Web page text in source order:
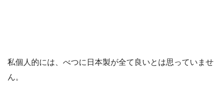
私個人的には、べつに日本製が全て良いとは思っていませ
ん。